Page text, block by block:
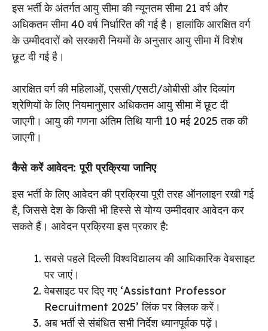
इस भर्ती के अंतर्गत आयु सीमा की न्यूनतम सीमा 21 वर्ष और
अधिकतम सीमा 40 वर्ष निर्धारित की गई है। हालांकि आरक्षित वर्ग
के उम्मीदवारों को सरकारी नियमों के अनुसार आयु सीमा में विशेष
छूट दी गई है।
आरक्षित वर्ग की महिलाओं, एससी/एसटी/ओबीसी और दिव्यांग
श्रेणियों के लिए नियमानुसार अधिकतम आयु सीमा में छूट दी
जाएगी। आयु की गणना अंतिम तिथि यानी 10 मई 2025 तक की
जाएगी।
कैसे करें आवेदन: पूरी प्रक्रिया जानिए
इस भर्ती के लिए आवेदन की प्रक्रिया पूरी तरह ऑनलाइन रखी गई
है, जिससे देश के किसी भी हिस्से से योग्य उम्मीदवार आवेदन कर
सकते हैं। आवेदन प्रक्रिया इस प्रकार है:
सबसे पहले दिल्ली विश्वविद्यालय की आधिकारिक वेबसाइट
पर जाएं।
वेबसाइट पर दिए गए ‘Assistant Professor
Recruitment 2025’ लिंक पर क्लिक करें।
अब भर्ती से संबंधित सभी निर्देश ध्यानपूर्वक पढ़ें।